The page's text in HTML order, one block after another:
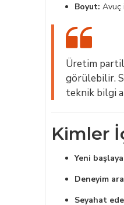
Boyut: Avuç
Üretim
görülebilir.
teknik bilgi
Kimler
Yeni
Deneyim
Seyahat